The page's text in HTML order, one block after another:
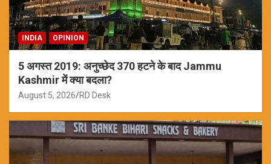
INDIA OPINION
5 अगस्त 2019: अनुच्छेद 370 हटने के बाद Jammu
Kashmir में क्या बदला?
August 5, 2026 RD Desk